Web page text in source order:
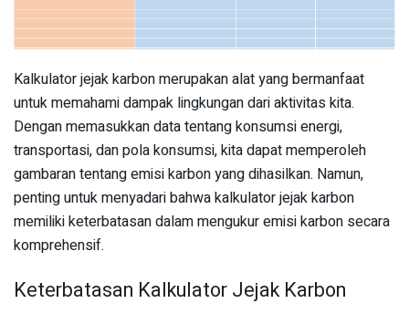
Kalkulator jejak karbon merupakan alat yang bermanfaat
untuk memahami dampak lingkungan dari aktivitas kita.
Dengan memasukkan data tentang konsumsi energi,
transportasi, dan pola konsumsi, kita dapat memperoleh
gambaran tentang emisi karbon yang dihasilkan. Namun,
penting untuk menyadari bahwa kalkulator jejak karbon
memiliki keterbatasan dalam mengukur emisi karbon secara
komprehensif.
Keterbatasan Kalkulator Jejak Karbon